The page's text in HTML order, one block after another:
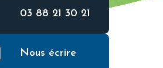
03 88 21 30 21
Nous écrire